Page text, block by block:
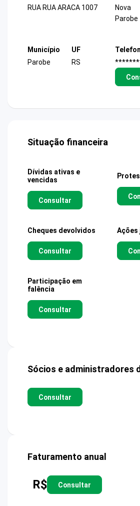
RUA RUA ARACA 1007
Nova
Parobe
Município
Parobe
UF
RS
Situação financeira
Dívidas ativas e
vencidas
Consultar
Cheques devolvidos
Consultar
Ações
Participação em
falência
Consultar
Sócios e administradores
Consultar
Faturamento anual
R$ Consultar